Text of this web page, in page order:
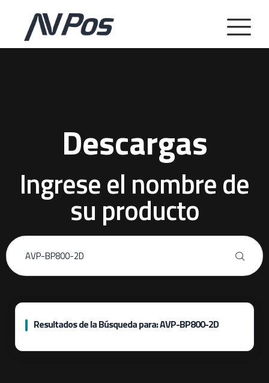
Descargas
Ingrese el nombre de
su producto
Resultados de la Búsqueda para: AVP-BP800-2D